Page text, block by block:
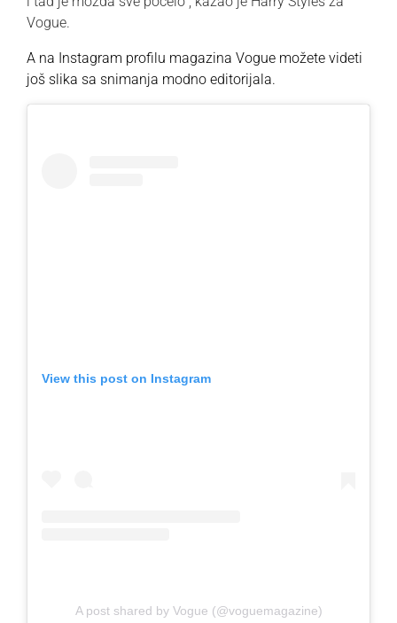
Vogue.
A na Instagram profilu magazina Vogue možete videti
još slika sa snimanja modno editorijala.
View this post on Instagram
A post shared by Vogue (@voguemagazine)